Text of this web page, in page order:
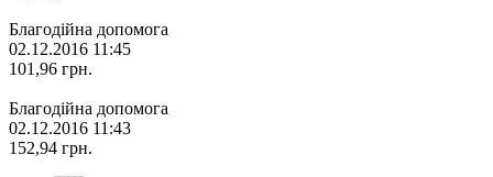
Благодійна допомога
02.12.2016 11:45
101,96 грн.
Благодійна допомога
02.12.2016 11:43
152,94 грн.